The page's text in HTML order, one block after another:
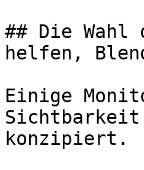
## Die
helfen,
Einige
Sichtbarkeit
konzipiert.